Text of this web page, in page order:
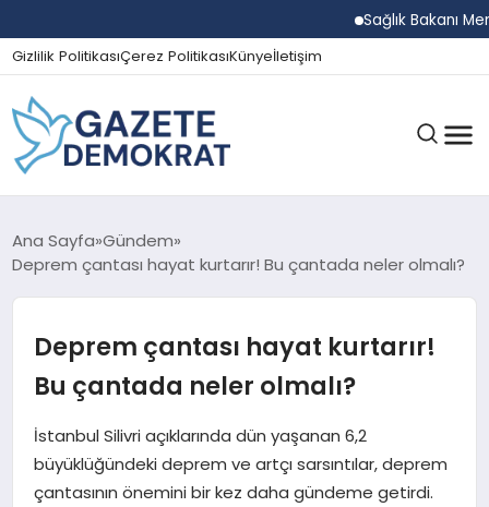
Sağlık Bakanı
Gizlilik PolitikasıÇerez PolitikasıKünyeİletişim
GÜNDEM
SPOR
MAGAZIN
Ana Sayfa Gündem
Deprem çantası hayat kurtarır! Bu çantada neler olmalı?
Deprem çantası hayat kurtarır!
Bu çantada neler olmalı?
İstanbul Silivri açıklarında dün yaşanan 6,2
büyüklüğündeki deprem ve artçı sarsıntılar, deprem
çantasının önemini bir kez daha gündeme getirdi.